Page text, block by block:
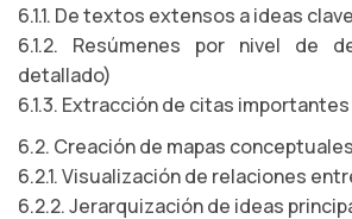
6.1.1. De textos extensos a ideas
6.1.2. Resúmenes por nivel de
detallado)
6.1.3. Extracción de citas
6.2. Creación de mapas
6.2.1. Visualización de relaciones
6.2.2. Jerarquización de ideas